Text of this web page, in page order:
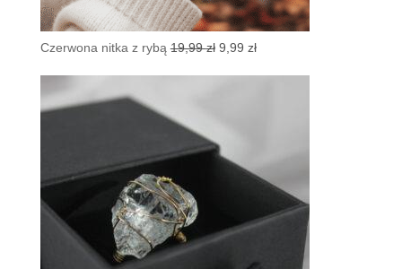
Czerwona nitka z rybą 19,99zł Pierwotna
9,99 złAktualna